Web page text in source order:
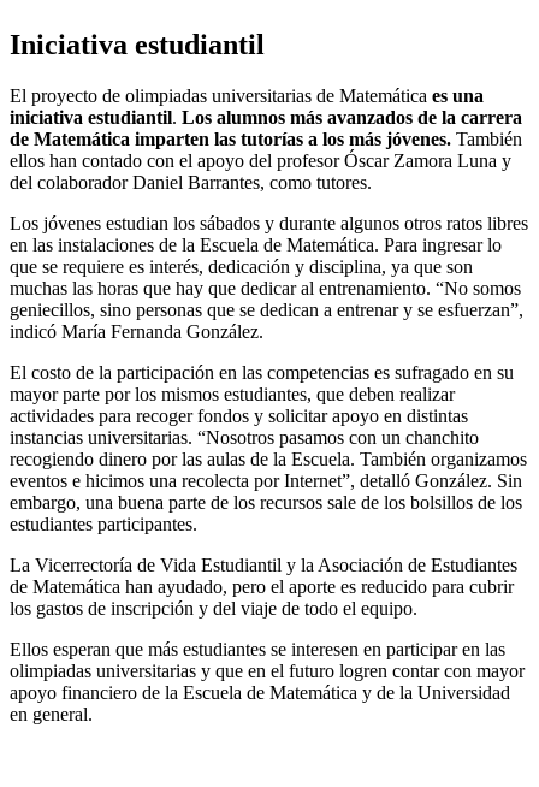
Iniciativa estudiantil
El proyecto de olimpiadas universitarias de Matemática es una
iniciativa estudiantil. Los alumnos más avanzados de la carrera
de Matemática imparten las tutorías a los más jóvenes. También
ellos han contado con el apoyo del profesor Óscar Zamora Luna y
del colaborador Daniel Barrantes, como tutores.
Los jóvenes estudian los sábados y durante algunos otros ratos libres
en las instalaciones de la Escuela de Matemática. Para ingresar lo
que se requiere es interés, dedicación y disciplina, ya que son
muchas las horas que hay que dedicar al entrenamiento. “No somos
geniecillos, sino personas que se dedican a entrenar y se esfuerzan”,
indicó María Fernanda González.
El costo de la participación en las competencias es sufragado en su
mayor parte por los mismos estudiantes, que deben realizar
actividades para recoger fondos y solicitar apoyo en distintas
instancias universitarias. “Nosotros pasamos con un chanchito
recogiendo dinero por las aulas de la Escuela. También organizamos
eventos e hicimos una recolecta por Internet”, detalló González. Sin
embargo, una buena parte de los recursos sale de los bolsillos de los
estudiantes participantes.
La Vicerrectoría de Vida Estudiantil y la Asociación de Estudiantes
de Matemática han ayudado, pero el aporte es reducido para cubrir
los gastos de inscripción y del viaje de todo el equipo.
Ellos esperan que más estudiantes se interesen en participar en las
olimpiadas universitarias y que en el futuro logren contar con mayor
apoyo financiero de la Escuela de Matemática y de la Universidad
en general.